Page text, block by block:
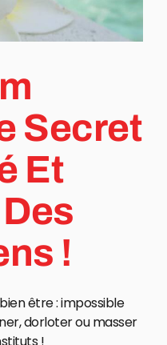
Secret
Et
!
être : impossible
dorloter ou masser
!